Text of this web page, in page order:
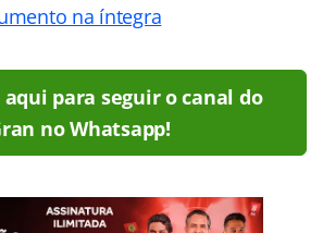
na íntegra
aqui para seguir o canal do
no Whatsapp!